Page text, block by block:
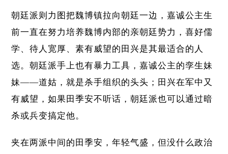
朝廷派则力图把魏博镇拉向朝廷一边，嘉诚公主生
前一直在努力培养魏博内部的亲朝廷势力，喜好儒
学、待人宽厚、素有威望的田兴是其最适合的人
选。朝廷派手上也有暴力工具，嘉诚公主的孪生妹
妹——道姑，就是杀手组织的头头；田兴在军中又
有威望，如果田季安不听话，朝廷派也可以通过暗
杀或兵变搞定他。
夹在两派中间的田季安，年轻气盛，但没什么政治